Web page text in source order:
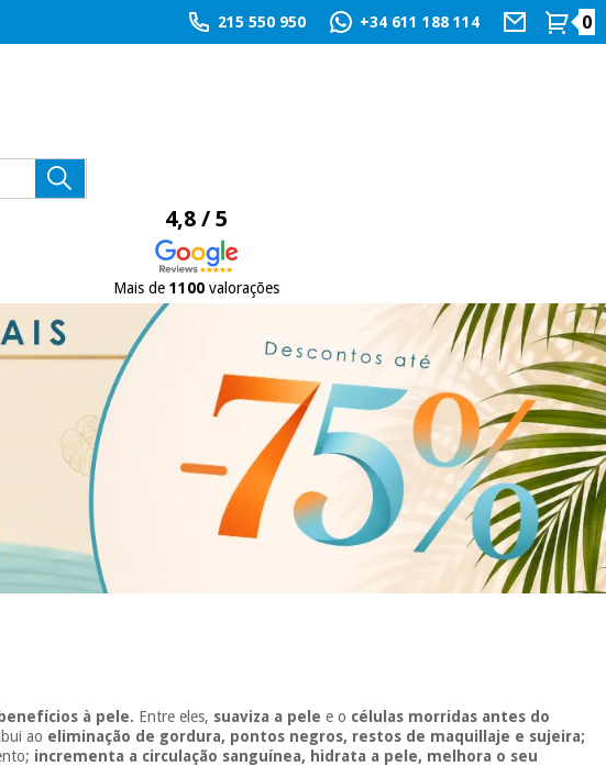
215 550 950 +34 611 188 114 0
4,8 / 5
Mais de 1100valorações
à pele. Entre eles, suaviza a pele e o células morridas antes do
ao eliminação de gordura, pontos negros, restos de maquillaje e sujeira;
incrementa a circulação sanguínea, hidrata a pele, melhora o seu